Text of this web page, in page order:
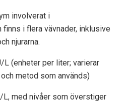
involverat i
i flera vävnader, inklusive
njurarna.
(enheter per liter; varierar
metod som används)
L, med nivåer som överstiger